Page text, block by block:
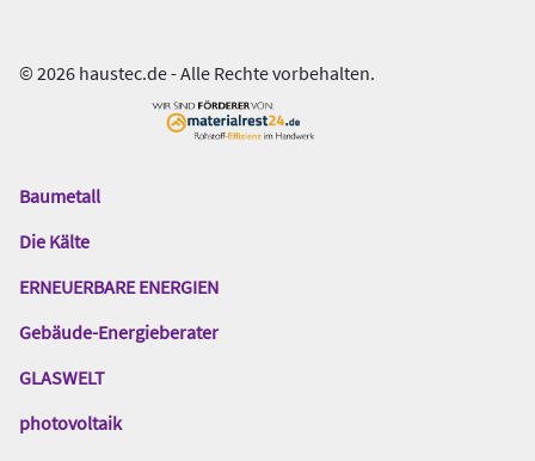
© 2026 haustec.de - Alle Rechte vorbehalten.
Das
Gentner
Baumetall
Die Kälte
ERNEUERBARE ENERGIEN
Gebäude-Energieberater
GLASWELT
photovoltaik